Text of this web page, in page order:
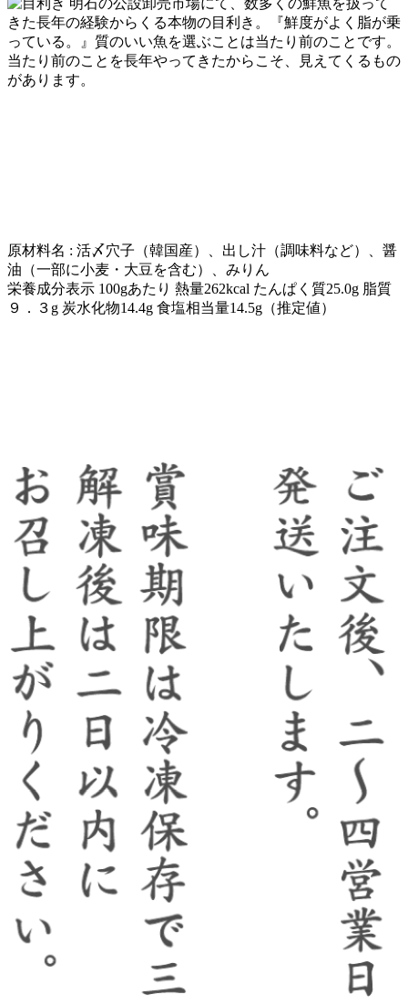
原材料名 : 活〆穴子（韓国産）、出し汁（調味料など）、醤
油（一部に小麦・大豆を含む）、みりん
栄養成分表示 100gあたり 熱量262kcal たんぱく質25.0g 脂質
９．３g 炭水化物14.4g 食塩相当量14.5g（推定値）